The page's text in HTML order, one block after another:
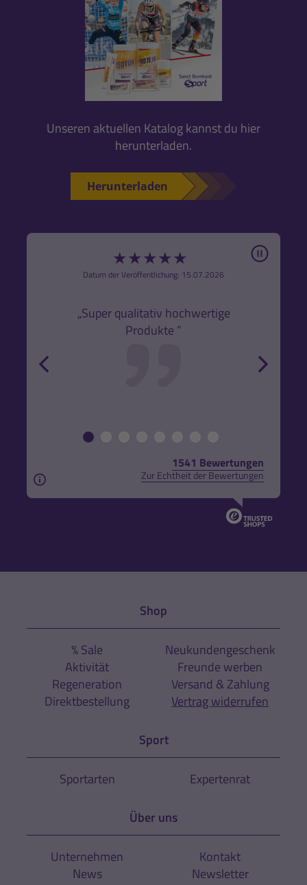
Unseren aktuellen Katalog kannst du hier
herunterladen.
Herunterladen
★★★★★
Datum der Veröffentlichung: 15.07.2026
„Super qualitativ hochwertige
Produkte ”
Pause
1541 Bewertungen
Zur Echtheit der Bewertungen
Aus rechtlichen Gründen weisen wir darauf hin,
Shop
% Sale
Aktivität
Regeneration
Direktbestellung
Neukundengeschenk
Freunde werben
Versand & Zahlung
Vertrag widerrufen
Sport
Sportarten Expertenrat
Über uns
Unternehmen
News
Kontakt
Newsletter